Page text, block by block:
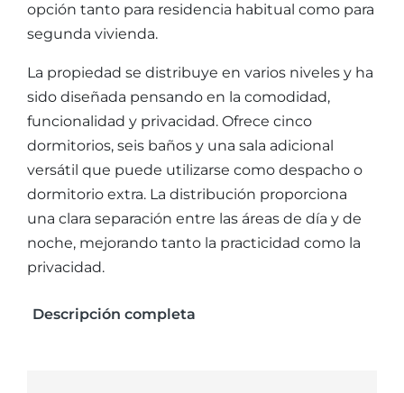
opción tanto para residencia habitual como para
segunda vivienda.
La propiedad se distribuye en varios niveles y ha
sido diseñada pensando en la comodidad,
funcionalidad y privacidad. Ofrece cinco
dormitorios, seis baños y una sala adicional
versátil que puede utilizarse como despacho o
dormitorio extra. La distribución proporciona
una clara separación entre las áreas de día y de
noche, mejorando tanto la practicidad como la
privacidad.
Descripción completa